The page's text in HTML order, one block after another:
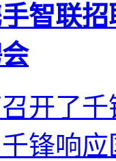
智联
开了
锋响